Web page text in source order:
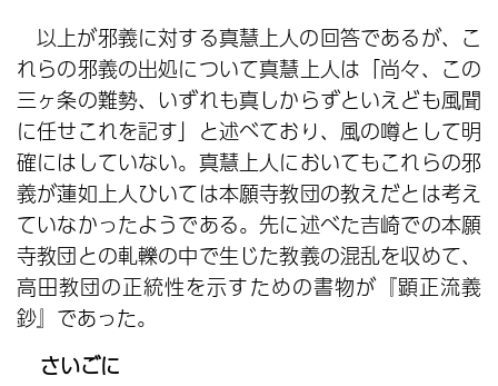
以上が邪義に対する真慧上人の回答であるが、こ
れらの邪義の出処について真慧上人は「尚々、この
三ヶ条の難勢、いずれも真しからずといえども風聞
に任せこれを記す」と述べており、風の噂として明
確にはしていない。真慧上人においてもこれらの邪
義が蓮如上人ひいては本願寺教団の教えだとは考え
ていなかったようである。先に述べた吉崎での本願
寺教団との軋轢の中で生じた教義の混乱を収めて、
高田教団の正統性を示すための書物が『顕正流義
鈔』であった。
さいごに